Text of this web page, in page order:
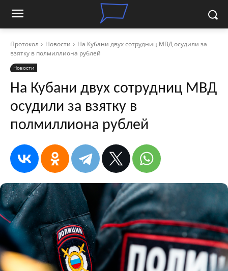
Протокол Новости
На Кубани двух сотрудниц МВД осудили за
взятку в полмиллиона рублей
Новости
На Кубани двух сотрудниц МВД
осудили за взятку в
полмиллиона рублей